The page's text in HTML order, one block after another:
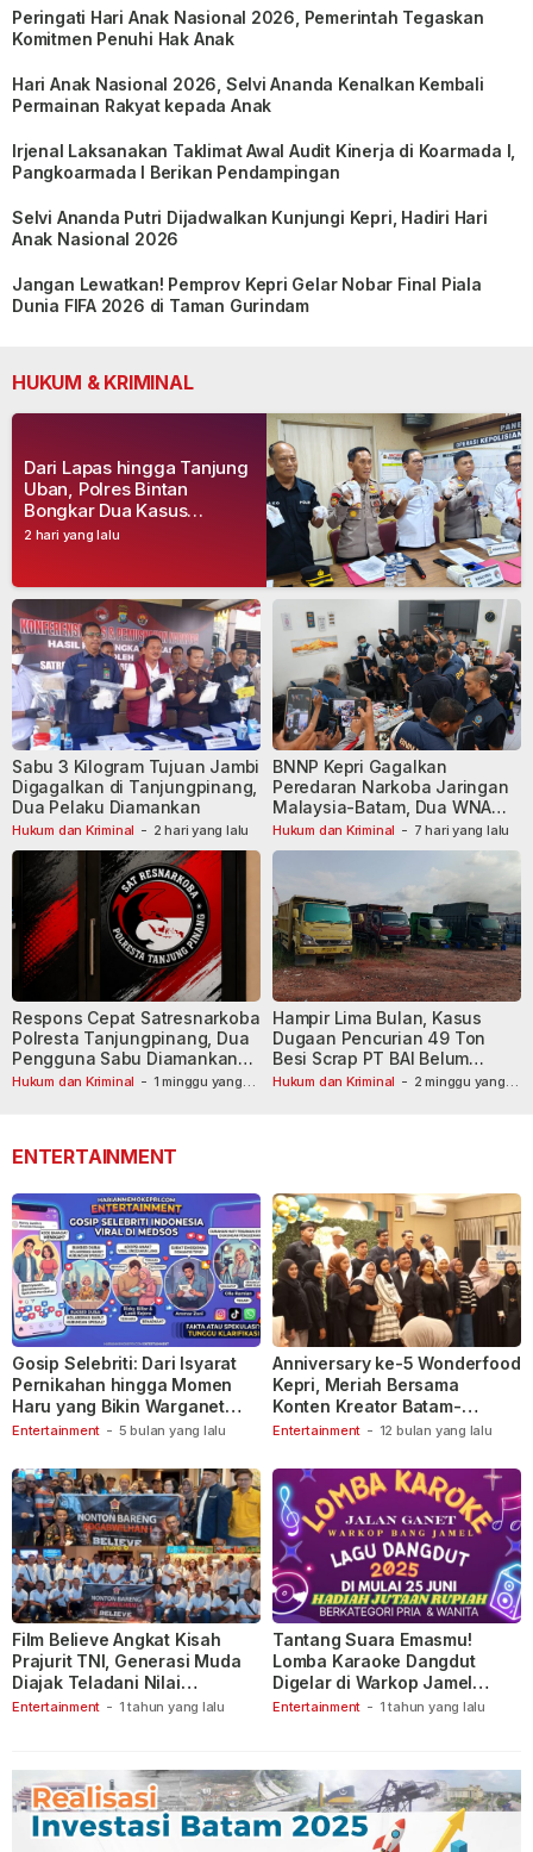
Peringati Hari Anak Nasional 2026, Pemerintah Tegaskan
Komitmen Penuhi Hak Anak
Hari Anak Nasional 2026, Selvi Ananda Kenalkan Kembali
Permainan Rakyat kepada Anak
Irjenal Laksanakan Taklimat Awal Audit Kinerja di Koarmada I,
Pangkoarmada I Berikan Pendampingan
Selvi Ananda Putri Dijadwalkan Kunjungi Kepri, Hadiri Hari
Anak Nasional 2026
Jangan Lewatkan! Pemprov Kepri Gelar Nobar Final Piala
Dunia FIFA 2026 di Taman Gurindam
HUKUM & KRIMINAL
2 hari yang lalu
Dari Lapas hingga Tanjung
Uban, Polres Bintan
Bongkar Dua Kasus
Narkoba, Empat Tersangka
Hukum dan Kriminal - 2 hari yang lalu
Sabu 3 Kilogram Tujuan Jambi
Digagalkan di Tanjungpinang,
Dua Pelaku Diamankan
Hukum dan Kriminal - 7 hari yang lalu
BNNP Kepri Gagalkan
Peredaran Narkoba Jaringan
Malaysia-Batam, Dua WNA
Masih Diburu
Hukum dan Kriminal - 1 minggu yang
Respons Cepat Satresnarkoba
Polresta Tanjungpinang, Dua
Pengguna Sabu Diamankan
Usai Dilaporkan ke Call Center
Hukum dan Kriminal - 2 minggu yang
Hampir Lima Bulan, Kasus
Dugaan Pencurian 49 Ton
Besi Scrap PT BAI Belum
Tetapkan Tersangka
ENTERTAINMENT
Entertainment - 5 bulan yang lalu
Gosip Selebriti: Dari Isyarat
Pernikahan hingga Momen
Haru yang Bikin Warganet
Berspekulasi
Entertainment - 12 bulan yang lalu
Anniversary ke-5 Wonderfood
Kepri, Meriah Bersama
Konten Kreator Batam-
Tanjungpinang
Entertainment - 1 tahun yang lalu
Film Believe Angkat Kisah
Prajurit TNI, Generasi Muda
Diajak Teladani Nilai
Keberanian
Entertainment - 1 tahun yang lalu
Tantang Suara Emasmu!
Lomba Karaoke Dangdut
Digelar di Warkop Jamel
Ganet